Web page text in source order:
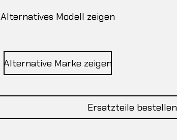
Alternatives Modell zeigen
Alternative Marke zeigen
Ersatzteile bestellen